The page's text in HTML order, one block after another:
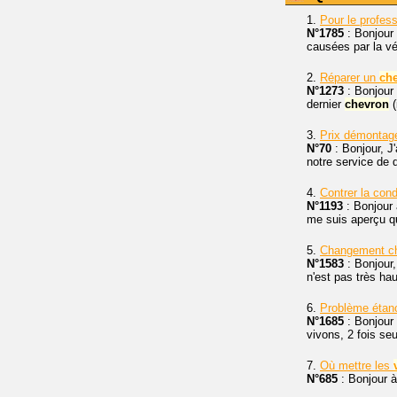
1. Pour le
N°1785 :
causées par la
2. Réparer un
N°1273 :
dernier chevron
3. Prix
N°70 : Bonjour,
notre service de
4. Contrer la
N°1193 : Bonjour
me suis aperçu
5. Changement
N°1583 :
n'est pas très
6. Problème
N°1685 :
vivons, 2 fois
7. Où mettre les
N°685 : Bonjour